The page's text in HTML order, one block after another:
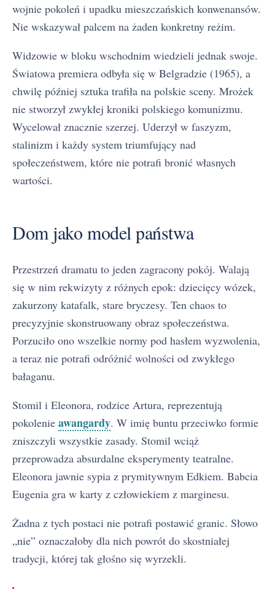
wojnie pokoleń i upadku mieszczańskich konwenansów.
Nie wskazywał palcem na żaden konkretny reżim.
Widzowie w bloku wschodnim wiedzieli jednak swoje.
Światowa premiera odbyła się w Belgradzie (1965), a
chwilę później sztuka trafiła na polskie sceny. Mrożek
nie stworzył zwykłej kroniki polskiego komunizmu.
Wycelował znacznie szerzej. Uderzył w faszyzm,
stalinizm i każdy system triumfujący nad
społeczeństwem, które nie potrafi bronić własnych
wartości.
Dom jako model państwa
Przestrzeń dramatu to jeden zagracony pokój. Walają
się w nim rekwizyty z różnych epok: dziecięcy wózek,
zakurzony katafalk, stare bryczesy. Ten chaos to
precyzyjnie skonstruowany obraz społeczeństwa.
Porzuciło ono wszelkie normy pod hasłem wyzwolenia,
a teraz nie potrafi odróżnić wolności od zwykłego
bałaganu.
Stomil i Eleonora, rodzice Artura, reprezentują
pokolenie awangardy. W imię buntu przeciwko formie
zniszczyli wszystkie zasady. Stomil wciąż
przeprowadza absurdalne eksperymenty teatralne.
Eleonora jawnie sypia z prymitywnym Edkiem. Babcia
Eugenia gra w karty z człowiekiem z marginesu.
Żadna z tych postaci nie potrafi postawić granic. Słowo
„nie” oznaczałoby dla nich powrót do skostniałej
tradycji, której tak głośno się wyrzekli.